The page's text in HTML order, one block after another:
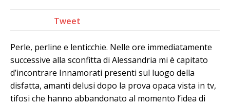
Tweet
Perle, perline e lenticchie. Nelle ore immediatamente
successive alla sconfitta di Alessandria mi è capitato
d’incontrare Innamorati presenti sul luogo della
disfatta, amanti delusi dopo la prova opaca vista in tv,
tifosi che hanno abbandonato al momento l’idea di